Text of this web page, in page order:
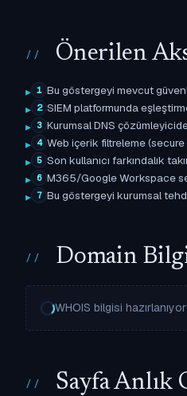
Önerilen
1 Bu göstergeyi mevcut
2 SIEM platformunda
3 Kurumsal DNS
4 Web içerik filtreleme
5 Son kullanıcı farkındalık
6 M365/Google Workspace
7 Bu göstergeyi kurumsal
Domain
WHOIS bilgisi
Sayfa Anlık